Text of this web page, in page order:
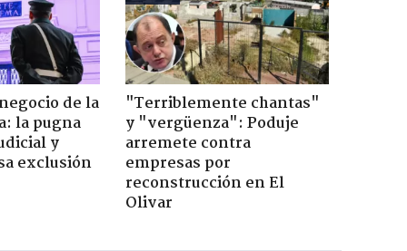
de la
la pugna
y
exclusión
"Terriblemente chantas"
y "vergüenza": Poduje
arremete contra
empresas por
reconstrucción en El
Olivar